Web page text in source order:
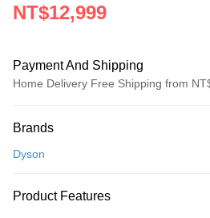
NT$12,999
Payment And Shipping
Home Delivery Free Shipping from
Credit Card (Full Payment)
Credit Card Installments
0% for 3 months
Brands
Dyson
Product Features